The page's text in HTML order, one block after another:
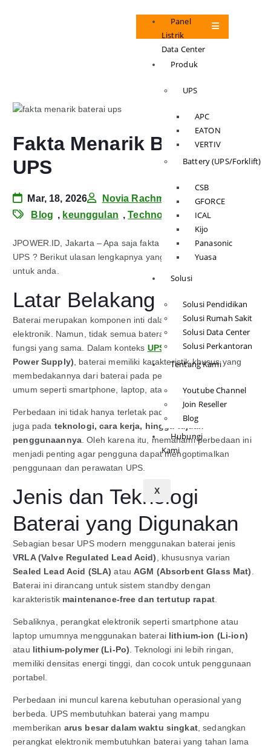
Panel
Listrik
Data Center
Produk
UPS
APC
EATON
VERTIV
Battery (UPS/Forklift)
CSB
GFORCE
ICAL
Kijo
Panasonic
Yuasa
Solusi
Solusi Pendidikan
Solusi Rumah Sakit
Solusi Data Center
Solusi Perkantoran
Tentang Kami
Youtube Channel
Join Reseller
Blog
Hubungi
Kami
X
Fakta Menarik Baterai
UPS
Mar, 18, 2026
Novia Rachma
Blog , keunggulan ,Technology
JPOWER.ID, Jakarta – Apa saja fakta menarik dari beterai
UPS ? Berikut ulasan lengkapnya yang JPower telah rangkum
untuk anda.
Latar Belakang
Baterai merupakan komponen inti dalam berbagai perangkat
elektronik. Namun, tidak semua baterai dirancang dengan
fungsi yang sama. Dalam konteks UPS(Uninterruptible
Power Supply) , baterai memiliki karakteristik khusus yang
membedakannya dari baterai pada perangkat elektronik
umum seperti smartphone, laptop, atau gadget lainnya.
Perbedaan ini tidak hanya terletak pada bentuk fisik, tetapi
juga pada teknologi, cara kerja, hingga tujuan
penggunaannya. Oleh karena itu, memahami perbedaan ini
menjadi penting agar pengguna dapat mengoptimalkan
penggunaan dan perawatan UPS.
Jenis dan Teknologi
Baterai yang Digunakan
Sebagian besar UPS modern menggunakan baterai jenis
VRLA (Valve Regulated Lead Acid)
, khususnya varian
Sealed Lead Acid (SLA) atauAGM (Absorbent Glass Mat)
Baterai ini dirancang untuk sistem standby dengan
karakteristik maintenance-free dan tertutup rapat
Sebaliknya, perangkat elektronik seperti smartphone atau
laptop umumnya menggunakan baterai lithium-ion (Li-ion)
atau lithium-polymer (Li-Po) . Teknologi ini lebih ringan,
memiliki densitas energi tinggi, dan cocok untuk penggunaan
portabel.
Perbedaan ini muncul karena kebutuhan operasional yang
berbeda. UPS membutuhkan baterai yang mampu
memberikan arus besar dalam waktu singkat, sedangkan
perangkat elektronik membutuhkan baterai yang tahan lama